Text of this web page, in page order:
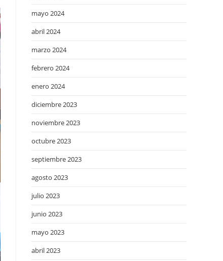
mayo 2024
abril 2024
marzo 2024
febrero 2024
enero 2024
diciembre 2023
noviembre 2023
octubre 2023
septiembre 2023
agosto 2023
julio 2023
junio 2023
mayo 2023
abril 2023